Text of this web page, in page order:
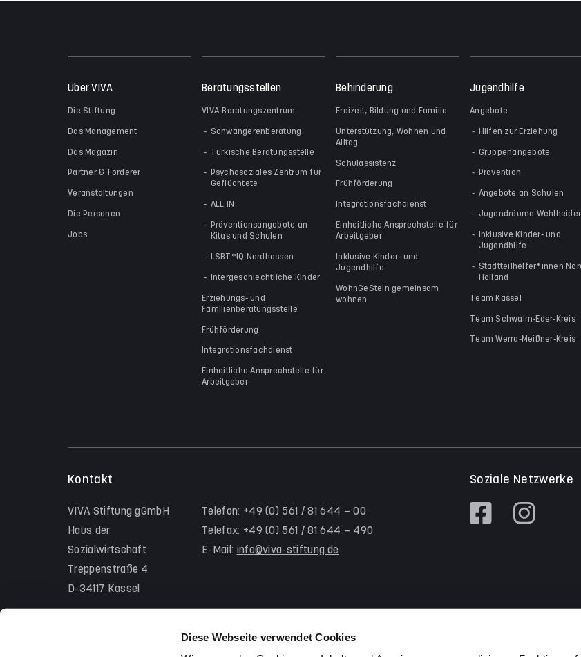
Diese Webseite verwendet Cookies
Über VIVA
Die Stiftung
Das Management
Das Magazin
Partner & Förderer
Veranstaltungen
Die Personen
Jobs
Beratungsstellen
VIVA-Beratungszentrum
Schwangerenberatung
Türkische Beratungsstelle
Psychosoziales Zentrum für
Geflüchtete
ALL IN
Präventionsangebote an
Kitas und Schulen
LSBT*IQ Nordhessen
Intergeschlechtliche Kinder
Erziehungs- und
Familienberatungsstelle
Frühförderung
Integrationsfachdienst
Einheitliche Ansprechstelle für
Arbeitgeber
Behinderung
Freizeit, Bildung und Familie
Unterstützung, Wohnen und
Alltag
Schulassistenz
Frühförderung
Integrationsfachdienst
Einheitliche Ansprechstelle für
Arbeitgeber
Inklusive Kinder- und
Jugendhilfe
WohnGeStein gemeinsam
wohnen
Jugendhilfe
Angebote
Hilfen zur Erziehung
Gruppenangebote
Prävention
Angebote an Schulen
Jugendräume
Inklusive Kinder- und
Jugendhilfe
Stadtteilhelfer*innen
Holland
Team Kassel
Team Schwalm-Eder-Kreis
Team Werra-Meißner-Kreis
Kontakt
VIVA Stiftung gGmbH
Haus der
Sozialwirtschaft
Treppenstraße 4
D-34117 Kassel
Telefon: +49 (0) 561 / 81 644 – 00
Telefax: +49 (0) 561 / 81 644 – 490
E-Mail: info@viva-stiftung.de
Soziale Netzwerke